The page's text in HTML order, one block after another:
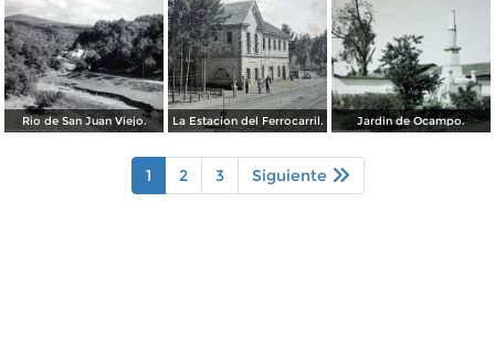
Rio de San Juan Viejo. La Estacion del Ferrocarril. Jardin de Ocampo.
1 2 3 Siguiente